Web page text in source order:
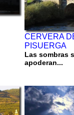
CERVERA
PISUERGA
Las sombras
apoderan...